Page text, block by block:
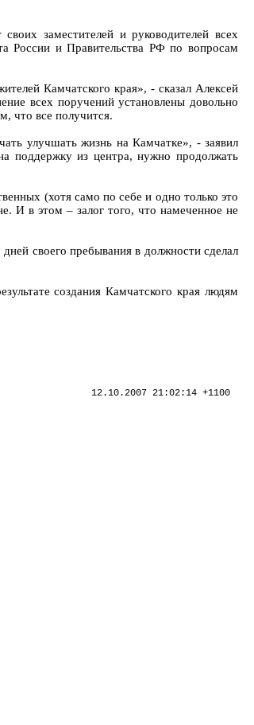
заместителей и руководителей всех
России и Правительства РФ по вопросам
Камчатского края», - сказал Алексей
всех поручений установлены довольно
что все получится.
улучшать жизнь на Камчатке», - заявил
поддержку из центра, нужно продолжать
(хотя само по себе и одно только это
И в этом – залог того, что намеченное не
своего пребывания в должности сделал
создания Камчатского края людям
12.10.2007 21:02:14 +1100